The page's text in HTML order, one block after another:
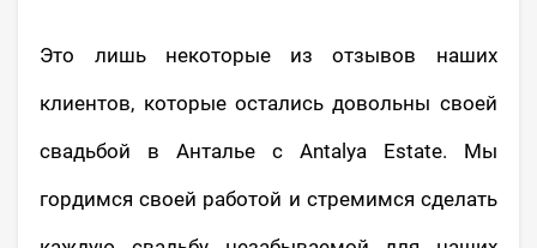
Это лишь некоторые из отзывов наших
клиентов, которые остались довольны своей
свадьбой в Анталье с Antalya Estate. Мы
гордимся своей работой и стремимся сделать